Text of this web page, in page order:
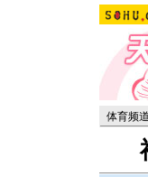
体育频道